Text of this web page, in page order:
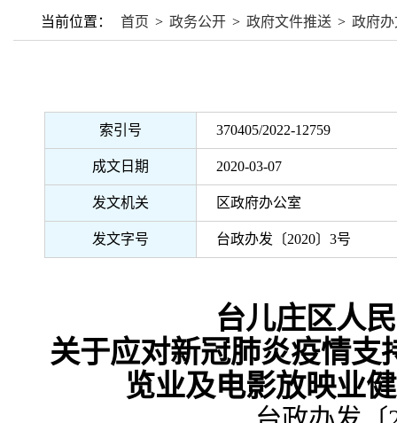
当前位置： 首页 > 政务公开 > 政府文件推送 > 政府
索引号 370405/2022-12759
成文日期 2020-03-07
发文机关 区政府办公室
发文字号 台政办发〔2020〕3号
台儿庄区人
关于应对新冠肺炎疫情支
览业及电影放映业